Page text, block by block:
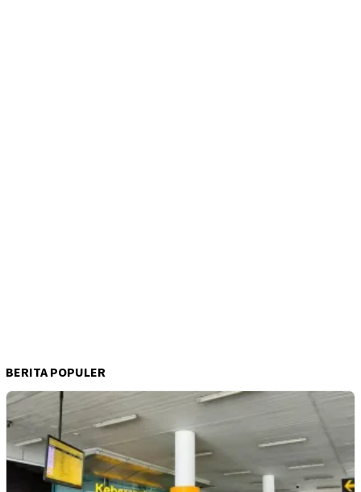
BERITA POPULER